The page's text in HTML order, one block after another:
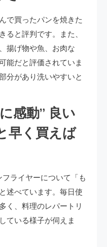
で買ったパンを焼きた
ると評判です。また、
揚げ物や魚、お肉な
能だと評価されていま
分があり洗いやすいと
感動” 良い
早く買えば
フライヤーについて「も
述べています。毎日使
く、料理のレパートリ
ている様子が伺えま